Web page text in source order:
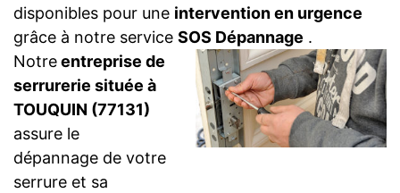
disponibles pour une intervention en urgence
grâce à notre service SOS Dépannage .
Notreentreprise de
serrurerie située à
TOUQUIN (77131)
assure le
dépannage de votre
serrure et sa